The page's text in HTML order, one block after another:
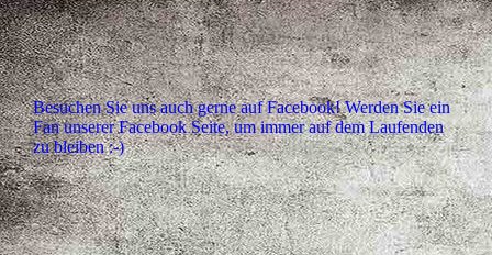
Besuchen Sie uns auch gerne auf Facebook! Werden Sie ein
Fan unserer Facebook Seite, um immer auf dem Laufenden
zu bleiben :-)